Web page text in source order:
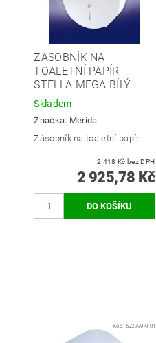
ZÁSOBNÍK NA
TOALETNÍ PAPÍR
STELLA MEGA BÍLÝ
Skladem
Značka: Merida
Zásobník na toaletní papír.
2 418 Kč bez DPH
2 925,78 Kč
Kód: 522399-0.01